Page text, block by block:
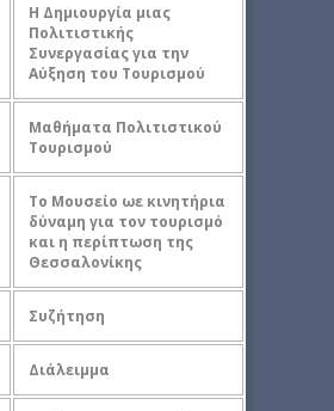
Η Δημιουργία μιας
Πολιτιστικής
Συνεργασίας για την
Αύξηση του Τουρισμού
Μαθήματα Πολιτιστικού
Τουρισμού
Το Μουσείο ωε κινητήρια
δύναμη για τον τουρισμό
και η περίπτωση της
Θεσσαλονίκης
Συζήτηση
Διάλειμμα